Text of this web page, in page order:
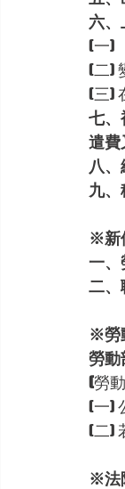
六、
(一)
(二)
(三)
七、
遣費
八
九
※新
一、
二、
※勞
勞動
(勞
(一)
(二)
※法